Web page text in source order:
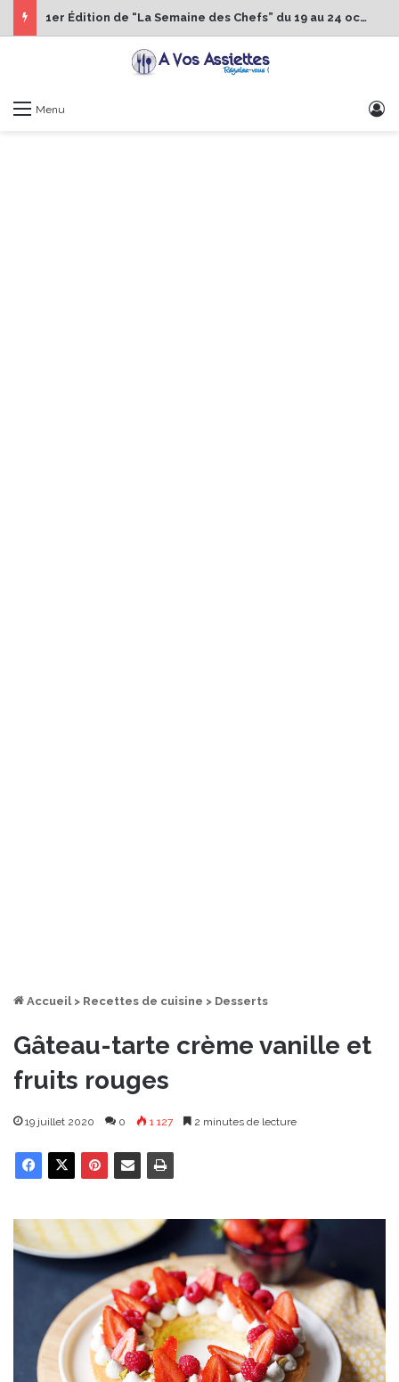
1er Édition de “La Semaine des Chefs” du 19 au 24 octobre 2026
Menu
Accueil > Recettes de cuisine > Desserts
Gâteau-tarte crème vanille et
fruits rouges
19 juillet 2020 0 1 127 2 minutes de lecture